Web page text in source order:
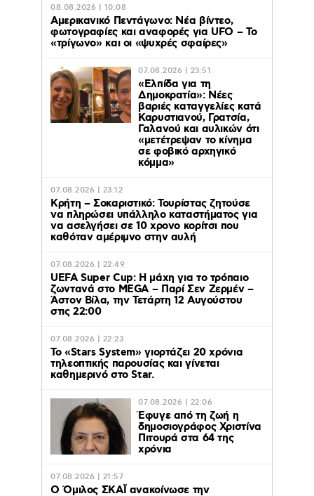
08.08.2026 | 10:08
Αμερικανικό Πεντάγωνο: Νέα βίντεο,
φωτογραφίες και αναφορές για UFO – Το
«τρίγωνο» και οι «ψυχρές σφαίρες»
07.08.2026 | 23:51
«Ελπίδα για τη
Δημοκρατία»: Νέες
βαριές καταγγελίες κατά
Καρυστιανού, Γρατσία,
Γαλανού και αυλικών ότι
«μετέτρεψαν το κίνημα
σε φοβικό αρχηγικό
κόμμα»
07.08.2026 | 23:12
Κρήτη – Σοκαριστικό: Τουρίστας ζητούσε
να πληρώσει υπάλληλο καταστήματος για
να ασελγήσει σε 10 χρονο κορίτσι που
καθόταν αμέριμνο στην αυλή
07.08.2026 | 22:49
UEFA Super Cup: Η μάχη για το τρόπαιο
ζωντανά στο MEGA – Παρί Σεν Ζερμέν –
Άστον Βίλα, την Τετάρτη 12 Αυγούστου
στις 22:00
07.08.2026 | 22:23
Το «Stars System» γιορτάζει 20 χρόνια
τηλεοπτικής παρουσίας και γίνεται
καθημερινό στο Star.
07.08.2026 | 22:06
Έφυγε από τη ζωή η
δημοσιογράφος Χριστίνα
Πιτουρά στα 64 της
χρόνια
07.08.2026 | 21:57
Ο Όμιλος ΣΚΑΪ ανακοίνωσε την